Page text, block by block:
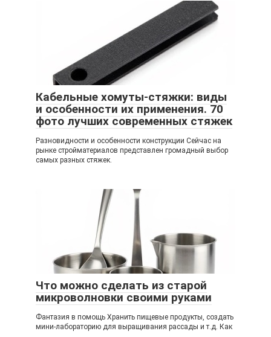
Кабельные хомуты-стяжки: виды
и особенности их применения. 70
фото лучших современных стяжек
Разновидности и особенности конструкции Сейчас на
рынке стройматериалов представлен громадный выбор
самых разных стяжек.
Что можно сделать из старой
микроволновки своими руками
Фантазия в помощь Хранить пищевые продукты, создать
мини-лабораторию для выращивания рассады и т.д. Как